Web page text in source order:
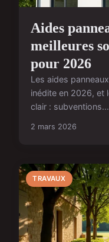
Aides
meilleures
pour 2026
Les aides
inédite en 2026, et
clair : subventions...
2 mars 2026
TRAVAUX